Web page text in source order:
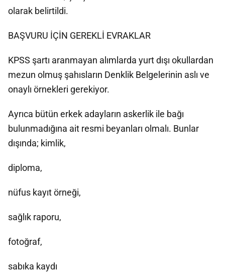
olarak belirtildi.
BAŞVURU İÇİN GEREKLİ EVRAKLAR
KPSS şartı aranmayan alımlarda yurt dışı okullardan
mezun olmuş şahısların Denklik Belgelerinin aslı ve
onaylı örnekleri gerekiyor.
Ayrıca bütün erkek adayların askerlik ile bağı
bulunmadığına ait resmi beyanları olmalı. Bunlar
dışında; kimlik,
diploma,
nüfus kayıt örneği,
sağlık raporu,
fotoğraf,
sabıka kaydı